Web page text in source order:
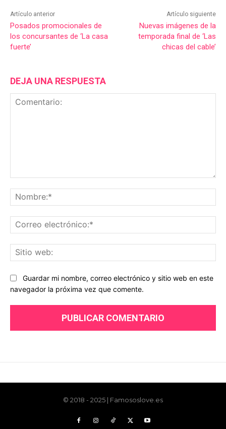
© 2018 - 2025 | Famososlove.es